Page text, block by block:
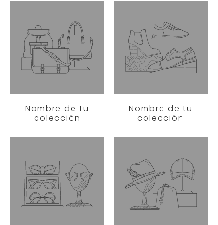
Nombre de tu
colección
Nombre de tu
colección